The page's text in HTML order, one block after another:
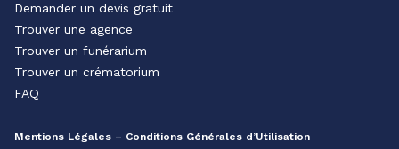
Demander un devis gratuit
Trouver une agence
Trouver un funérarium
Trouver un crématorium
FAQ
Mentions Légales – Conditions Générales d’Utilisation